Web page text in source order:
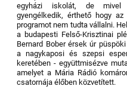
egyházi iskolát, de mivel
gyengélkedik, érthető hogy
programot nem tudta vállalni.
a budapesti Felső-Krisztinai
Bernard Bober érsek úr
a nagykaposi és szepsi
keretében - együttmisézve
amelyet a Mária Rádió
csatornája élőben közvetített.